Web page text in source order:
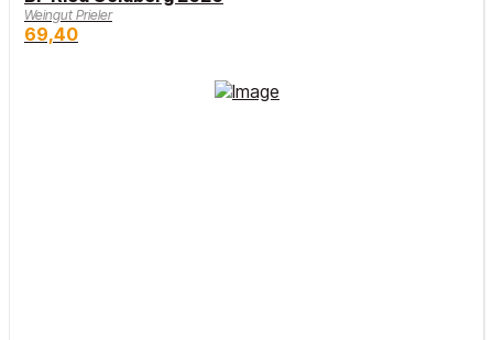
Weingut Prieler
69,40